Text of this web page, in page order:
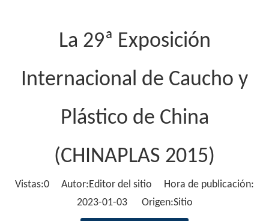
La 29ª Exposición
Internacional de Caucho y
Plástico de China
(CHINAPLAS 2015)
Vistas:0 Autor:Editor del sitio Hora de publicación:
2023-01-03 Origen:Sitio